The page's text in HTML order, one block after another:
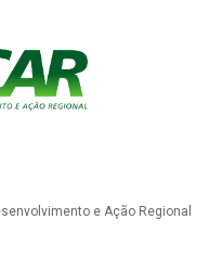
e Ação Regional